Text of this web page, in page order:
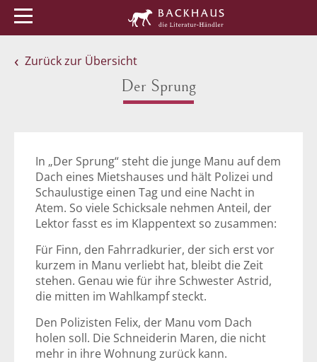
Zurück zur Übersicht
Der Sprung
In „Der Sprung“ steht die junge Manu auf dem
Dach eines Mietshauses und hält Polizei und
Schaulustige einen Tag und eine Nacht in
Atem. So viele Schicksale nehmen Anteil, der
Lektor fasst es im Klappentext so zusammen:
Für Finn, den Fahrradkurier, der sich erst vor
kurzem in Manu verliebt hat, bleibt die Zeit
stehen. Genau wie für ihre Schwester Astrid,
die mitten im Wahlkampf steckt.
Den Polizisten Felix, der Manu vom Dach
holen soll. Die Schneiderin Maren, die nicht
mehr in ihre Wohnung zurück kann.